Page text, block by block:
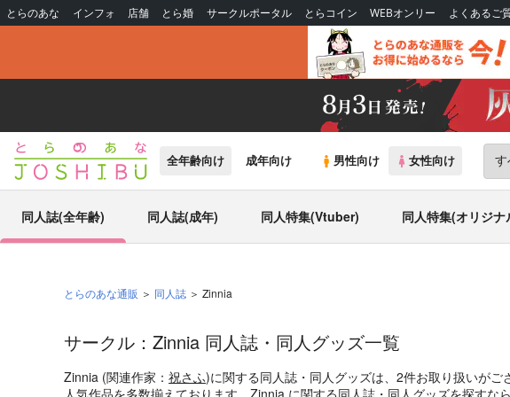
とらのあな インフォ 店舗 とら婚 サークルポータル とらコイン WEBオンリー よくあるご
全年齢向け 成年向け 男性向け 女性向け
同人誌(全年齢) 同人誌(成年) 同人特集(Vtuber) 同人特集(オリジナ
とらのあな通販 同人誌 Zinnia
サークル：Zinnia 同人誌・同人グッズ一覧
Zinnia (関連作家： 祝さふ)に関する同人誌・同人グッズは、2件お取り扱いがご
人気作品を多数揃えております。Zinnia に関する同人誌・同人グッズを探すな